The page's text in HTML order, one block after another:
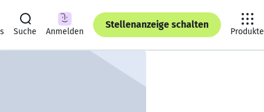
Suche Anmelden
Stellenanzeige schalten
Produkte